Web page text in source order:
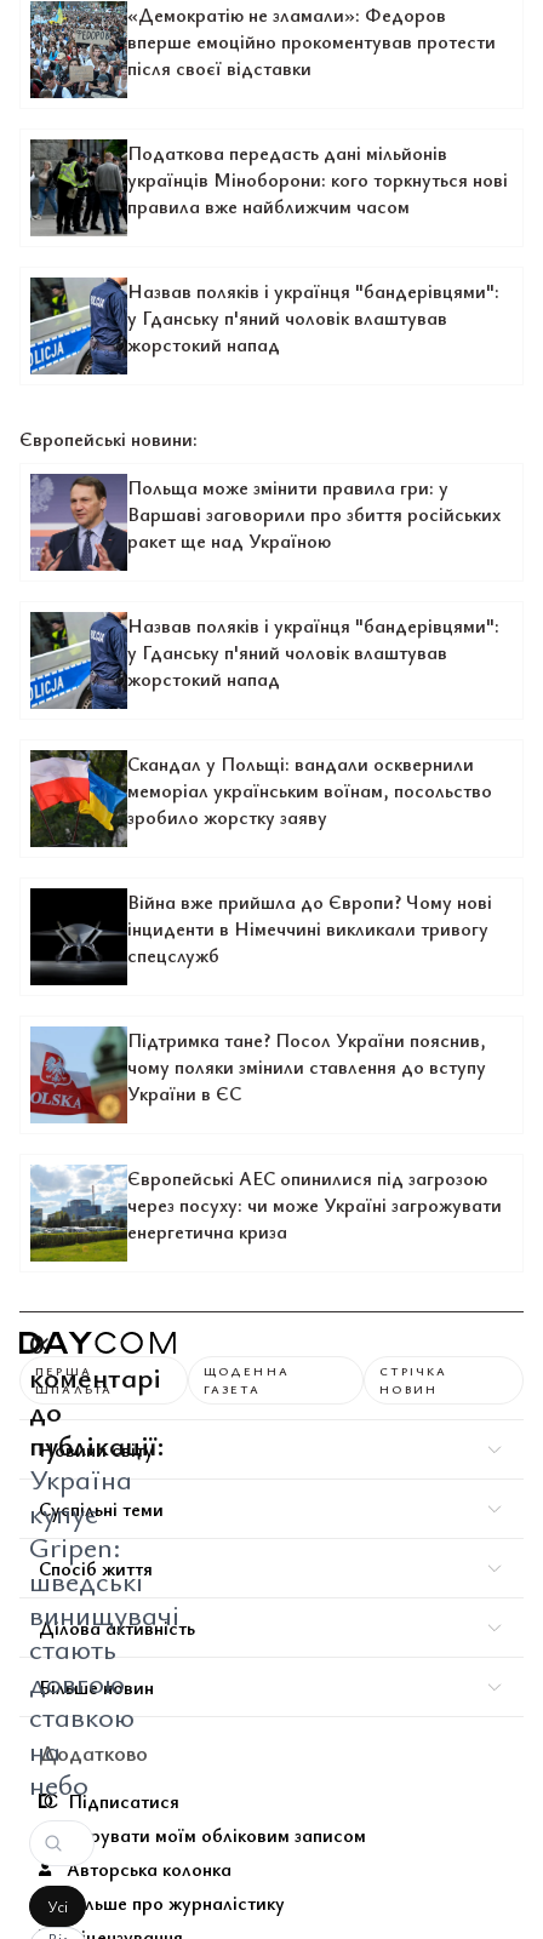
«Демократію не зламали»: Федоров
вперше емоційно прокоментував протести
після своєї відставки
Податкова передасть дані мільйонів
українців Міноборони: кого торкнуться нові
правила вже найближчим часом
Назвав поляків і українця "бандерівцями":
у Гданську п'яний чоловік влаштував
жорстокий напад
Європейські новини:
Польща може змінити правила гри: у
Варшаві заговорили про збиття російських
ракет ще над Україною
Назвав поляків і українця "бандерівцями":
у Гданську п'яний чоловік влаштував
жорстокий напад
Скандал у Польщі: вандали осквернили
меморіал українським воїнам, посольство
зробило жорстку заяву
Війна вже прийшла до Європи? Чому нові
інциденти в Німеччині викликали тривогу
спецслужб
Підтримка тане? Посол України пояснив,
чому поляки змінили ставлення до вступу
України в ЄС
Європейські АЕС опинилися під загрозою
через посуху: чи може Україні загрожувати
енергетична криза
0
коментарі
до
публікації:
Україна
купує
Gripen:
шведські
винищувачі
стають
довгою
ставкою
на
небо
Усі
ПЕРША
ШПАЛЬТА
ЩОДЕННА
ГАЗЕТА
СТРІЧКА
НОВИН
Новини світу
Суспільні теми
Спосіб життя
Ділова активність
Більше новин
Додатково
Підписатися
Керувати моїм обліковим записом
Авторська колонка
Більше про журналістику